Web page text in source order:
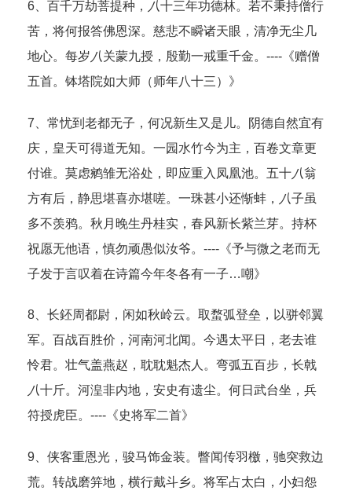
6、百千万劫菩提种， 八十三年功德林。若不秉持僧行
苦，将何报答佛恩深。慈悲不瞬诸天眼，清净无尘几
地心。每岁 八关蒙九授，殷勤一戒重千金。----《赠僧
五首。钵塔院如大师（师年八十三）》
7、常忧到老都无子，何况新生又是儿。阴德自然宜有
庆，皇天可得道无知。一园水竹今为主，百卷文章更
付谁。莫虑鹓雏无浴处，即应重入凤凰池。五十八翁
方有后，静思堪喜亦堪嗟。一珠甚小还惭蚌， 八子虽
多不羡鸦。秋月晚生丹桂实，春风新长紫兰芽。持杯
祝愿无他语，慎勿顽愚似汝爷。----《予与微之老而无
子发于言叹着在诗篇今年冬各有一子…嘲》
8、长鉟周都尉，闲如秋岭云。取蝥弧登垒，以骈邻翼
军。百战百胜价，河南河北闻。今遇太平日，老去谁
怜君。壮气盖燕赵，耽耽魁杰人。弯弧五百步，长戟
八十斤。河湟非内地，安史有遗尘。何日武台坐，兵
符授虎臣。----《史将军二首》
9、侠客重恩光，骏马饰金装。瞥闻传羽檄，驰突救边
荒。转战磨笄地，横行戴斗乡。将军占太白，小妇怨